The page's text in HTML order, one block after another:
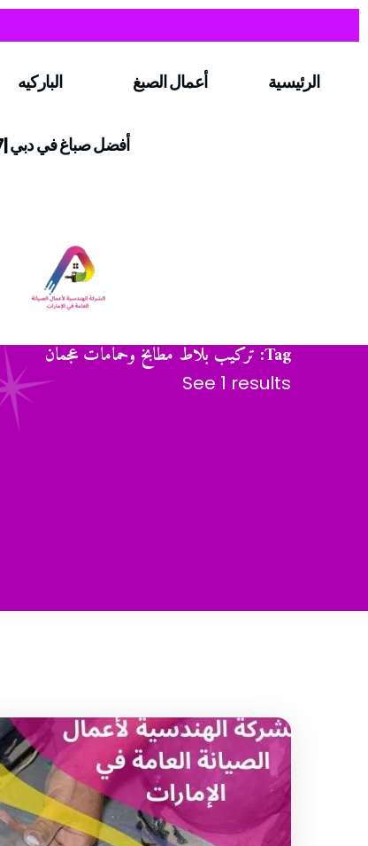
الرئيسية أعمال الصبغ الباركيه
أفضل صباغ في دبي |0547971907
Tag: تركيب بلاط مطابخ وحمامات عجمان
See 1 results